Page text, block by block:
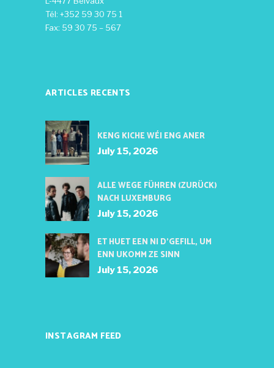
Tél: +352 59 30 75 1
Fax: 59 30 75 – 567
ARTICLES RECENTS
KENG KICHE WÉI ENG ANER
July 15, 2026
ALLE WEGE FÜHREN (ZURÜCK)
NACH LUXEMBURG
July 15, 2026
ET HUET EEN NI D’GEFILL, UM
ENN UKOMM ZE SINN
July 15, 2026
INSTAGRAM FEED